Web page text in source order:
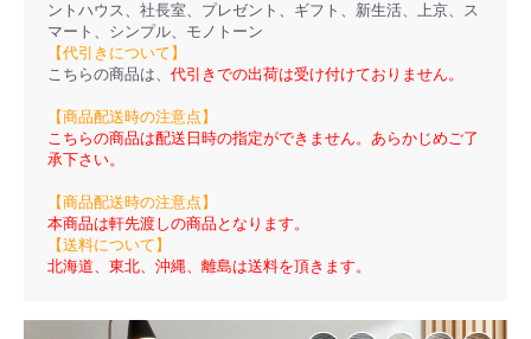
ントハウス、社長室、プレゼント、ギフト、新生活、上京、ス
マート、シンプル、モノトーン
【代引きについて】
こちらの商品は、 代引きでの出荷は受け付けておりません。
【商品配送時の注意点】
こちらの商品は配送日時の指定ができません。あらかじめご了
承下さい。
【商品配送時の注意点】
本商品は軒先渡しの商品となります。
【送料について】
北海道、東北、沖縄、離島は送料を頂きます。